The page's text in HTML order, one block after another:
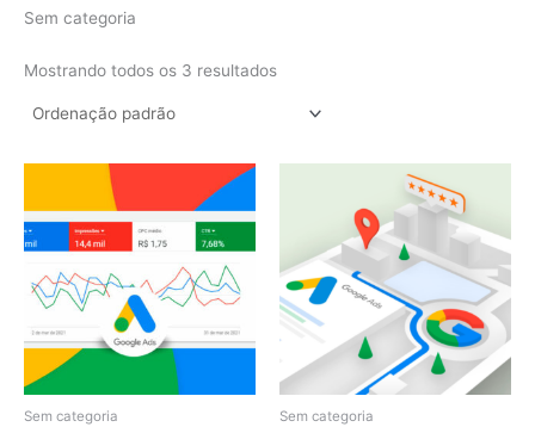
Sem categoria
Mostrando todos os 3 resultados
Sem categoria Sem categoria